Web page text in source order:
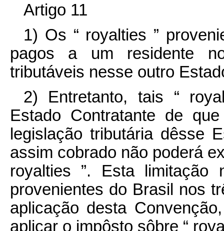
Artigo 11
1) Os “ royalties ”
pagos a um residente
tributáveis nesse outro
2) Entretanto, tais “
Estado Contratante de
legislação tributária dêsse
assim cobrado não poderá
royalties ”. Esta
provenientes do Brasil nos
aplicação desta
aplicar o impôsto sôbre “